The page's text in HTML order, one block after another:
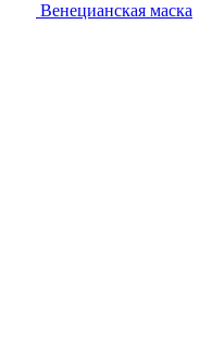
Венецианская маска